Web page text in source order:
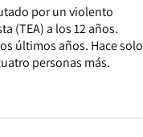
por un violento
(TEA) a los 12 años.
últimos años. Hace solo
personas más.